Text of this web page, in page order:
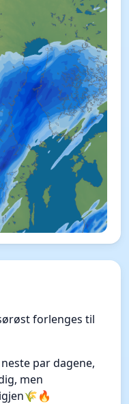
forlenges til
par dagene,
men